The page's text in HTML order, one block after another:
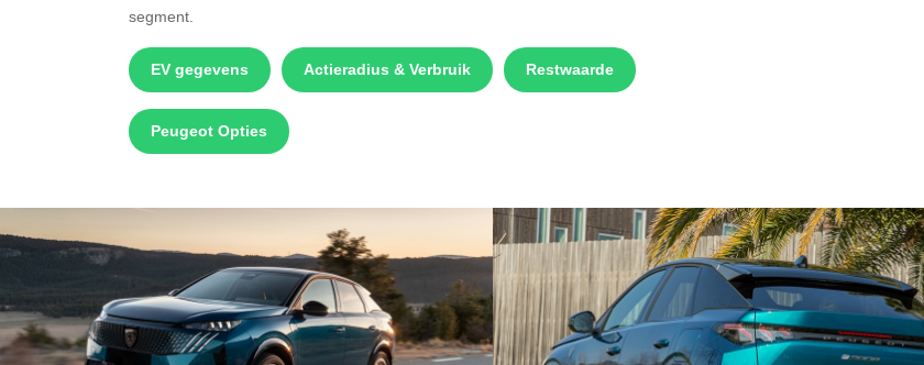
segment.
EV gegevens Actieradius & Verbruik Restwaarde
Peugeot Opties